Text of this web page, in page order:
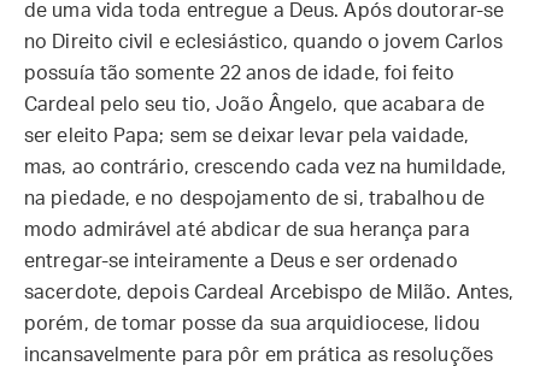
de uma vida toda entregue a Deus. Após doutorar-se
no Direito civil e eclesiástico, quando o jovem Carlos
possuía tão somente 22 anos de idade, foi feito
Cardeal pelo seu tio, João Ângelo, que acabara de
ser eleito Papa; sem se deixar levar pela vaidade,
mas, ao contrário, crescendo cada vez na humildade,
na piedade, e no despojamento de si, trabalhou de
modo admirável até abdicar de sua herança para
entregar-se inteiramente a Deus e ser ordenado
sacerdote, depois Cardeal Arcebispo de Milão. Antes,
porém, de tomar posse da sua arquidiocese, lidou
incansavelmente para pôr em prática as resoluções